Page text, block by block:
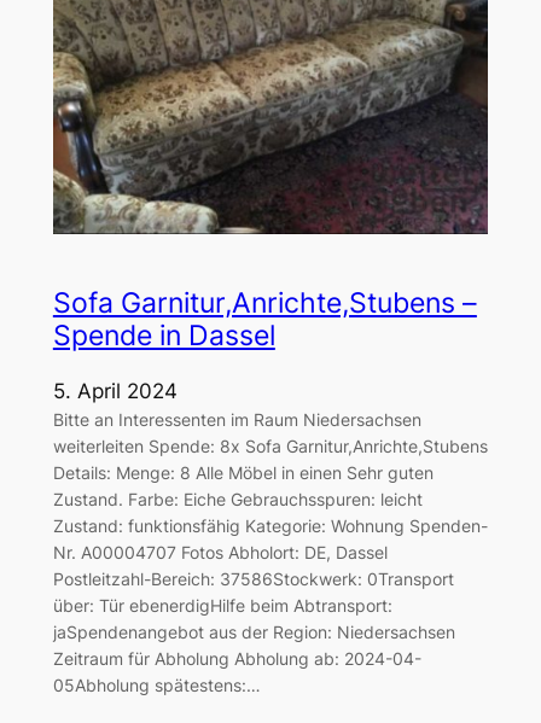
Sofa Garnitur,Anrichte,Stubens –
Spende in Dassel
5. April 2024
Bitte an Interessenten im Raum Niedersachsen
weiterleiten Spende: 8x Sofa Garnitur,Anrichte,Stubens
Details: Menge: 8 Alle Möbel in einen Sehr guten
Zustand. Farbe: Eiche Gebrauchsspuren: leicht
Zustand: funktionsfähig Kategorie: Wohnung Spenden-
Nr. A00004707 Fotos Abholort: DE, Dassel
Postleitzahl-Bereich: 37586Stockwerk: 0Transport
über: Tür ebenerdigHilfe beim Abtransport:
jaSpendenangebot aus der Region: Niedersachsen
Zeitraum für Abholung Abholung ab: 2024-04-
05Abholung spätestens:…